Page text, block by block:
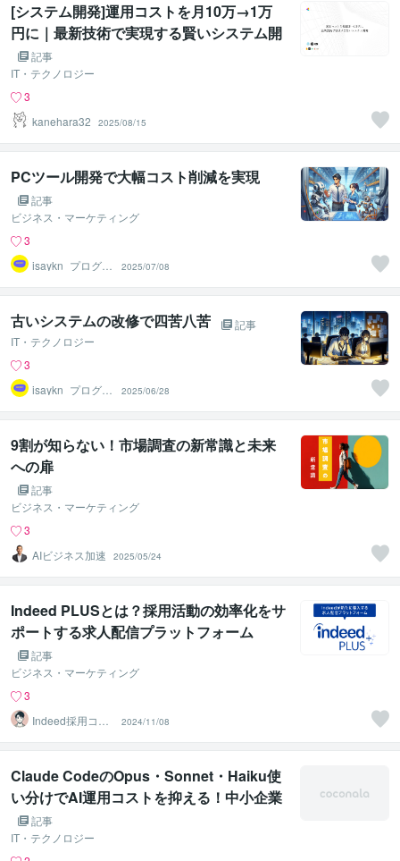
[システム開発]運用コストを月10万→1万
円に｜最新技術で実現する賢いシステム開
発 記事
IT・テクノロジー
3
kanehara32
2025/08/15
PCツール開発で大幅コスト削減を実現
記事
ビジネス・マーケティング
3
isaykn_プログラ
ム相談製作プロ
2025/07/08
古いシステムの改修で四苦八苦
記事
IT・テクノロジー
3
isaykn_プログラ
ム相談製作プロ
2025/06/28
9割が知らない！市場調査の新常識と未来
への扉
記事
ビジネス・マーケティング
3
AIビジネス加速
2025/05/24
Indeed PLUSとは？採用活動の効率化をサ
ポートする求人配信プラットフォーム
記事
ビジネス・マーケティング
3
Indeed採用コン
サルタント
2024/11/08
Claude CodeのOpus・Sonnet・Haiku使
い分けでAI運用コストを抑える！中小企業
のための自動化コスト管理ガイド
記事
IT・テクノロジー